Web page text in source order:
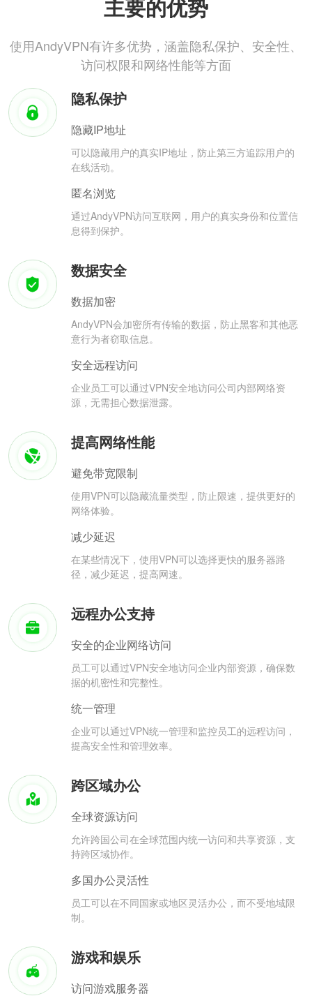
主要的优势
使用AndyVPN有许多优势，涵盖隐私保护、安全性、
访问权限和网络性能等方面
隐私保护
隐藏IP地址
可以隐藏用户的真实IP地址，防止第三方追踪用户的
在线活动。
匿名浏览
通过AndyVPN访问互联网，用户的真实身份和位置信
息得到保护。
数据安全
数据加密
AndyVPN会加密所有传输的数据，防止黑客和其他恶
意行为者窃取信息。
安全远程访问
企业员工可以通过VPN安全地访问公司内部网络资
源，无需担心数据泄露。
提高网络性能
避免带宽限制
使用VPN可以隐藏流量类型，防止限速，提供更好的
网络体验。
减少延迟
在某些情况下，使用VPN可以选择更快的服务器路
径，减少延迟，提高网速。
远程办公支持
安全的企业网络访问
员工可以通过VPN安全地访问企业内部资源，确保数
据的机密性和完整性。
统一管理
企业可以通过VPN统一管理和监控员工的远程访问，
提高安全性和管理效率。
跨区域办公
全球资源访问
允许跨国公司在全球范围内统一访问和共享资源，支
持跨区域协作。
多国办公灵活性
员工可以在不同国家或地区灵活办公，而不受地域限
制。
游戏和娱乐
访问游戏服务器